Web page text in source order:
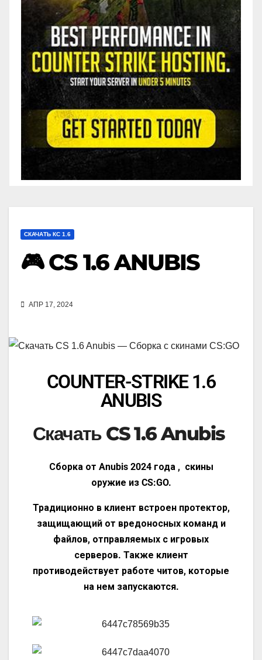
СКАЧАТЬ КС 1.6
🎮 CS 1.6 ANUBIS
АПР 17, 2024
COUNTER-STRIKE 1.6
ANUBIS
Скачать CS 1.6 Anubis
Сборка от Anubis 2024 года , скины
оружие из CS:GO.
Традиционно в клиент встроен протектор,
защищающий от вредоносных команд и
файлов, отправляемых с игровых
серверов. Также клиент
противодействует работе читов, которые
на нем запускаются.